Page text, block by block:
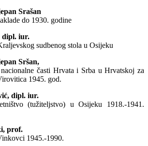
Srašan
do 1930. godine
dipl. iur.
sudbenog stola u Osijeku
Sršan,
časti Hrvata i Srba u Hrvatskoj za
1945. god.
dipl. iur.
(tužiteljstvo) u Osijeku 1918.-1941.
prof.
1945.-1990.